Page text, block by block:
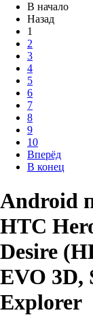
В начало
Назад
1
2
3
4
5
6
7
8
9
10
Вперёд
В конец
Android
HTC
Desire
EVO 3D,
Explorer